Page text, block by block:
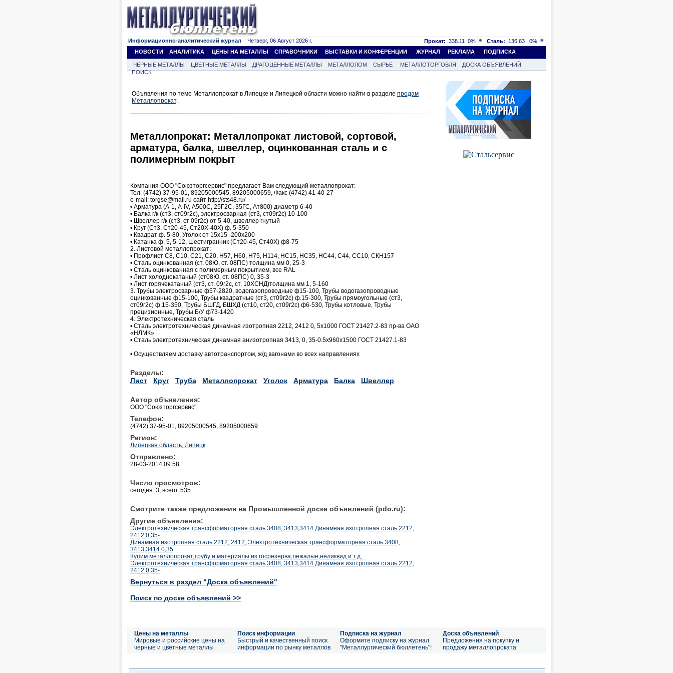
Информационно-аналитический журнал Четверг, 06 Август 2026 г. Прокат: 338.11 0% Сталь: 136.63
0%
НОВОСТИ
АНАЛИТИКА ЦЕНЫ НА МЕТАЛЛЫ СПРАВОЧНИКИ ВЫСТАВКИ И КОНФЕРЕНЦИИ ЖУРНАЛ РЕКЛАМА ПОДПИСКА
ЧЕРНЫЕ МЕТАЛЛЫ ЦВЕТНЫЕ МЕТАЛЛЫ ДРАГОЦЕННЫЕ МЕТАЛЛЫ МЕТАЛЛОЛОМ СЫРЬЕ МЕТАЛЛОТОРГОВЛЯ
ДОСКА ОБЪЯВЛЕНИЙ
ПОИСК
Объявления по теме Металлопрокат в Липецке и Липецкой области можно найти в разделе продам
Металлопрокат.
Металлопрокат: Металлопрокат листовой, сортовой,
арматура, балка, швеллер, оцинкованная сталь и с
полимерным покрыт
Компания ООО "Союзторгсервис" предлагает Вам следующий металлопрокат:
Тел. (4742) 37-95-01, 89205000545, 89205000659, Факс (4742) 41-40-27
e-mail: torgse@mail.ru сайт http://sts48.ru/
• Арматура (А-1, А-IV, А500С, 25Г2С, 35ГС, Ат800) диаметр 6-40
• Балка г/к (ст3, ст09г2с), электросварная (ст3, ст09г2с) 10-100
• Швеллер г/к (ст3, ст 09г2с) от 5-40, швеллер гнутый
• Круг (Ст3, Ст20-45, Ст20Х-40Х) ф. 5-350
• Квадрат ф. 5-80, Уголок от 15х15 -200х200
• Катанка ф. 5, 5-12, Шестигранник (Ст20-45, Ст40Х) ф8-75
2. Листовой металлопрокат:
• Профлист С8, С10, С21, С20, Н57, Н60, Н75, Н114, НС15, НС35, НС44, С44, СС10, СКН157
• Сталь оцинкованная (ст. 08Ю, ст. 08ПС) толщина мм 0, 25-3
• Сталь оцинкованная с полимерным покрытием, все RAL
• Лист холоднокатаный (ст08Ю, ст. 08ПС) 0, 35-3
• Лист горячекатаный (ст3, ст. 09г2с, ст. 10ХСНД)толщина мм 1, 5-160
3. Трубы электросварные ф57-2820, водогазопроводные ф15-100, Трубы водогазопроводные
оцинкованные ф15-100, Трубы квадратные (ст3, ст09г2с) ф.15-300, Трубы прямоугольные (ст3,
ст09г2с) ф.15-350, Трубы БШГД, БШХД (ст10, ст20, ст09г2с) ф6-530, Трубы котловые, Трубы
прецизионные, Трубы Б/У ф73-1420
4. Электротехническая сталь
• Сталь электротехническая динамная изотропная 2212, 2412 0, 5х1000 ГОСТ 21427.2-83 пр-ва ОАО
«НЛМК»
• Сталь электротехническая динамная анизотропная 3413, 0, 35-0.5x960х1500 ГОСТ 21427.1-83
• Осуществляем доставку автотранспортом, ж/д вагонами во всех направлениях
Разделы:
Лист
Круг Труба Металлопрокат Уголок Арматура Балка Швеллер
Автор объявления:
ООО "Союзторгсервис"
Телефон:
(4742) 37-95-01, 89205000545, 89205000659
Регион:
Липецкая область, Липецк
Отправлено:
28-03-2014 09:58
Число просмотров:
сегодня: 3, всего: 535
Смотрите также предложения на Промышленной доске объявлений (pdo.ru):
Другие объявления:
Электротехническая трансформаторная сталь 3408, 3413,3414 Динамная изотропная сталь 2212,
2412 0,35-
Динамная изотропная сталь 2212, 2412, Электротехническая трансформаторная сталь 3408,
3413,3414 0,35
Купим металлопрокат,трубу и материалы из госрезерва,лежалые,неликвид и т.д..
Электротехническая трансформаторная сталь 3408, 3413,3414 Динамная изотропная сталь 2212,
2412 0,35-
Вернуться в раздел "Доска объявлений"
Поиск по доске объявлений >>
Цены на металлы
Мировые и российские цены на
черные и цветные металлы
Поиск информации
Быстрый и качественный поиск
информации по рынку металлов
Подписка на журнал
Оформите подписку на журнал
"Металлургический бюллетень"!
Доска объявлений
Предложения на покупку и
продажу металлопроката